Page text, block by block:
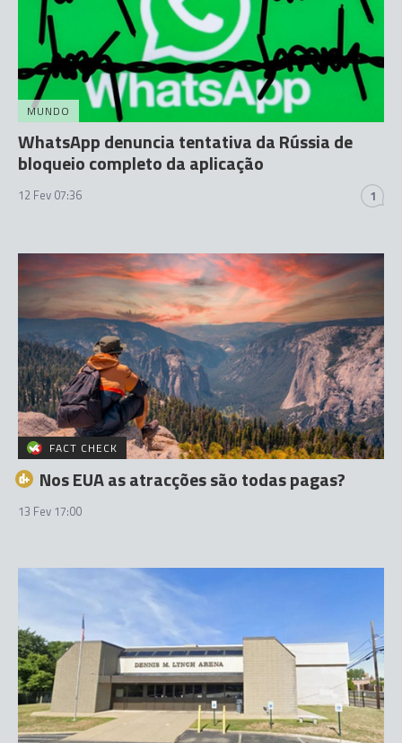
MUNDO
WhatsApp denuncia tentativa da Rússia de
bloqueio completo da aplicação
12 Fev 07:36 1
FACT CHECK
Nos EUA as atracções são todas pagas?
13 Fev 17:00